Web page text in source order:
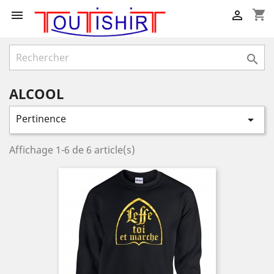
 shopping_cart


ALCOOL
Pertinence 
Affichage 1-6 de 6 article(s)